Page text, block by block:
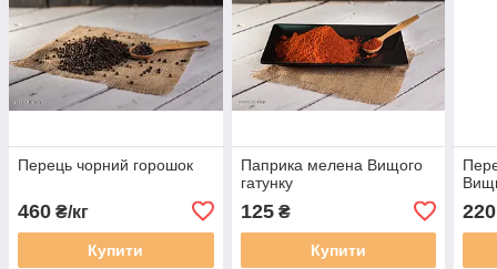
Перець чорний горошок
460 ₴/кг
Купити
Паприка мелена Вищого
гатунку
125₴
Купити
220